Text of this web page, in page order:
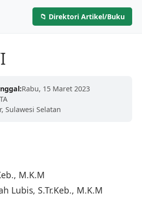
ILMU
mencerdaskan negeri.
Sekarang
&
legalitas resmi (ISBN), dan
📁 Direktori Artikel/Buku
Rabu, 15 Maret 2023
Sulawesi Selatan
M.K.M
Lubis, S.Tr.Keb., M.K.M